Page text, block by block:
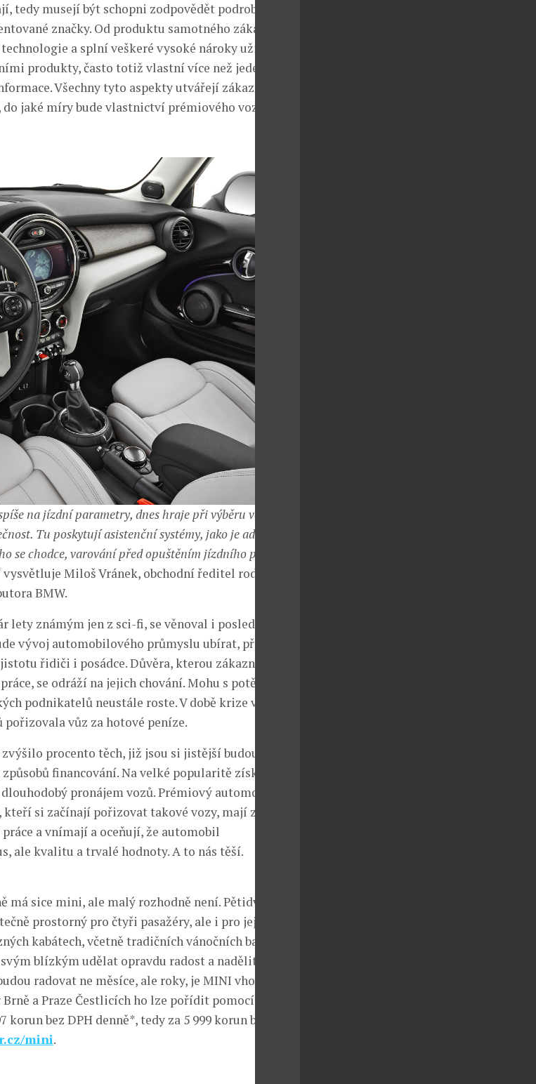
tedy musejí být schopni zodpovědět podrobné
značky. Od produktu samotného zákazník
a splní veškeré vysoké nároky uživatele.
produkty, často totiž vlastní více než jeden
Všechny tyto aspekty utvářejí zákazníkovu
jaké míry bude vlastnictví prémiového vozu
na jízdní parametry, dnes hraje při výběru vozu
Tu poskytují asistenční systémy, jako je adaptivní
se chodce, varování před opuštěním jízdního pruhu
vysvětluje Miloš Vránek, obchodní ředitel rodinné
BMW.
lety známým jen z sci-fi, se věnoval i poslední
vývoj automobilového průmyslu ubírat, přes
řidiči i posádce. Důvěra, kterou zákazníci
se odráží na jejich chování. Mohu s potěšením
podnikatelů neustále roste. V době krize v letech
pořizovala vůz za hotové peníze.
procento těch, již jsou si jistější budoucností
financování. Na velké popularitě získal
pronájem vozů. Prémiový automobil tak
si začínají pořizovat takové vozy, mají zkrátka
a vnímají a oceňují, že automobil
ale kvalitu a trvalé hodnoty. A to nás těší.
má sice mini, ale malý rozhodně není. Pětidveřový
prostorný pro čtyři pasažéry, ale i pro jejich
kabátech, včetně tradičních vánočních barev
svým blízkým udělat opravdu radost a nadělit jim
radovat ne měsíce, ale roky, je MINI vhodnou
a Praze Čestlicích ho lze pořídit pomocí
bez DPH denně*, tedy za 5 999 korun bez DPH
mini.